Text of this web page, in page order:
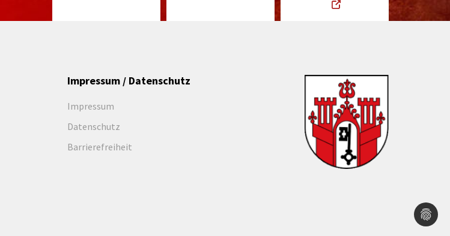
Impressum / Datenschutz
Impressum
Datenschutz
Barrierefreiheit